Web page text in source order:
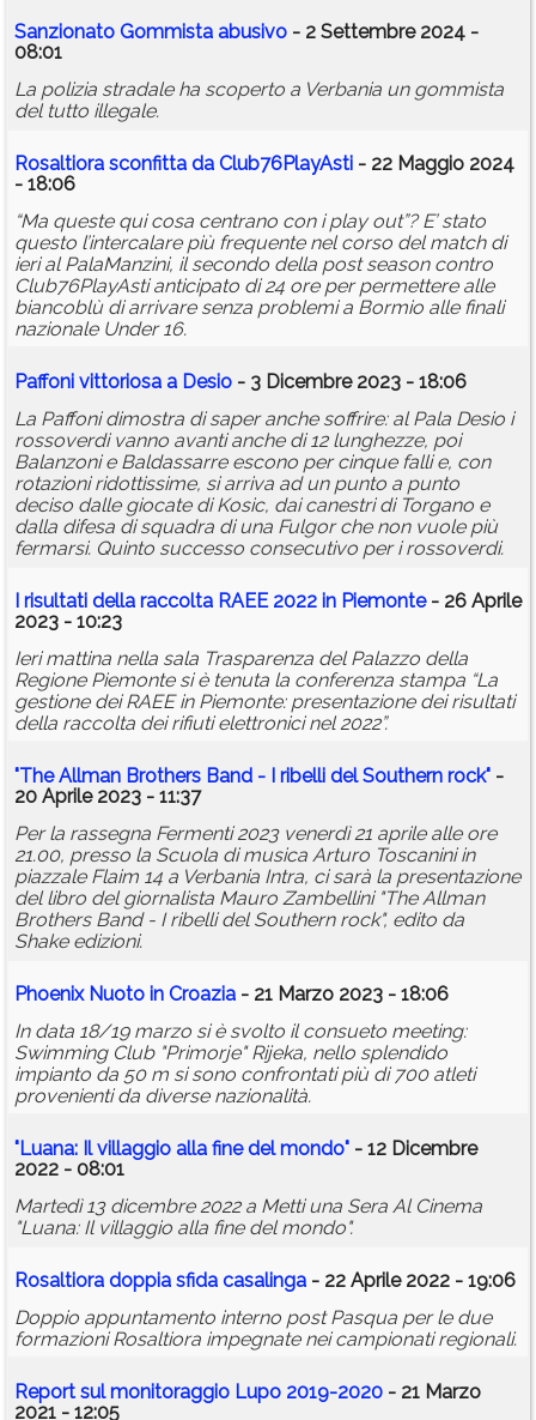
Sanzionato Gommista abusivo - 2 Settembre 2024 -
08:01
La polizia stradale ha scoperto a Verbania un gommista
del tutto illegale.
Rosaltiora sconfitta da Club76PlayAsti - 22 Maggio 2024
- 18:06
“Ma queste qui cosa centrano con i play out”? E’ stato
questo l’intercalare più frequente nel corso del match di
ieri al PalaManzini, il secondo della post season contro
Club76PlayAsti anticipato di 24 ore per permettere alle
biancoblù di arrivare senza problemi a Bormio alle finali
nazionale Under 16.
Paffoni vittoriosa a Desio - 3 Dicembre 2023 - 18:06
La Paffoni dimostra di saper anche soffrire: al Pala Desio i
rossoverdi vanno avanti anche di 12 lunghezze, poi
Balanzoni e Baldassarre escono per cinque falli e, con
rotazioni ridottissime, si arriva ad un punto a punto
deciso dalle giocate di Kosic, dai canestri di Torgano e
dalla difesa di squadra di una Fulgor che non vuole più
fermarsi. Quinto successo consecutivo per i rossoverdi.
I risultati della raccolta RAEE 2022 in Piemonte- 26 Aprile
2023 - 10:23
Ieri mattina nella sala Trasparenza del Palazzo della
Regione Piemonte si è tenuta la conferenza stampa “La
gestione dei RAEE in Piemonte: presentazione dei risultati
della raccolta dei rifiuti elettronici nel 2022”.
"The Allman Brothers Band - I ribelli del Southern rock" -
20 Aprile 2023 - 11:37
Per la rassegna Fermenti 2023 venerdì 21 aprile alle ore
21.00, presso la Scuola di musica Arturo Toscanini in
piazzale Flaim 14 a Verbania Intra, ci sarà la presentazione
del libro del giornalista Mauro Zambellini "The Allman
Brothers Band - I ribelli del Southern rock", edito da
Shake edizioni.
Phoenix Nuoto in Croazia - 21 Marzo 2023 - 18:06
In data 18/19 marzo si è svolto il consueto meeting:
Swimming Club "Primorje" Rijeka, nello splendido
impianto da 50 m si sono confrontati più di 700 atleti
provenienti da diverse nazionalità.
"Luana: Il villaggio alla fine del mondo" - 12 Dicembre
2022 - 08:01
Martedì 13 dicembre 2022 a Metti una Sera Al Cinema
"Luana: Il villaggio alla fine del mondo".
Rosaltiora doppia sfida casalinga - 22 Aprile 2022 - 19:06
Doppio appuntamento interno post Pasqua per le due
formazioni Rosaltiora impegnate nei campionati regionali.
Report sul monitoraggio Lupo 2019-2020 - 21 Marzo
2021 - 12:05